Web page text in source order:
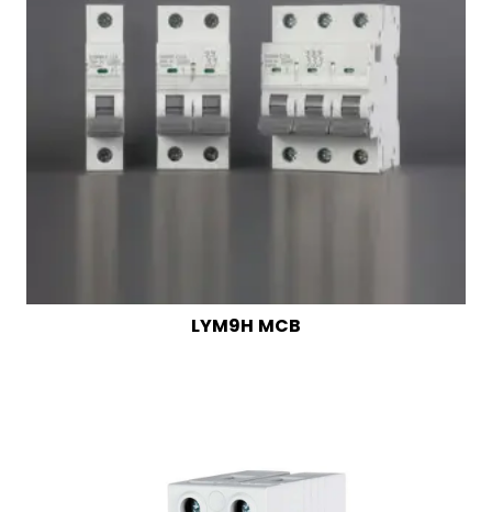
LYM9H MCB